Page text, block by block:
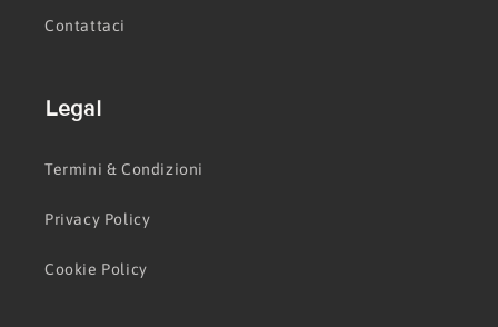
Contattaci
Legal
Termini & Condizioni
Privacy Policy
Cookie Policy